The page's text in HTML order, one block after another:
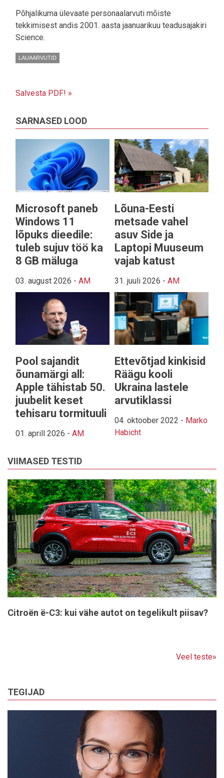
Põhjalikuma ülevaate personaalarvuti mõiste
tekkimisest andis 2001. aasta jaanuarikuu teadusajakiri
Science.
LAUAARVUTID
Salvesta PDF! »
SARNASED LOOD
Microsoft paneb
Windows 11
lõpuks dieedile:
tuleb sujuv töö ka
8 GB mäluga
03. august 2026 - AM
Lõuna-Eesti
metsade vahel
asuv Side ja
Laptopi Muuseum
vajab katust
31. juuli 2026 - AM
Pool sajandit
õunamärgi all:
Apple tähistab 50.
juubelit keset
tehisaru tormituuli
01. aprill 2026 - AM
Ettevõtjad kinkisid
Räägu kooli
Ukraina lastele
arvutiklassi
04. oktoober 2022 - Marko
Habicht
VIIMASED TESTID
Citroën ë-C3: kui vähe autot on tegelikult piisav?
Veel teste»
TEGIJAD